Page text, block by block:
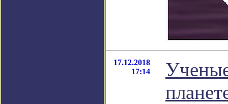
17.12.2018
17:14